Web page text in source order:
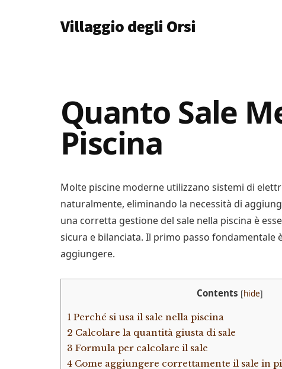
Additional
menuVillaggio degli Orsi
Tutto
Quanto Sale
Piscina
Molte piscine moderne utilizzano sistemi di
naturalmente, eliminando la necessità di
una corretta gestione del sale nella piscina è
sicura e bilanciata. Il primo passo fondamentale
aggiungere.
Contents [hide]
1 Perché si usa il sale nella piscina
2 Calcolare la quantità giusta di sale
3 Formula per calcolare il sale
4 Come aggiungere correttamente il sale in